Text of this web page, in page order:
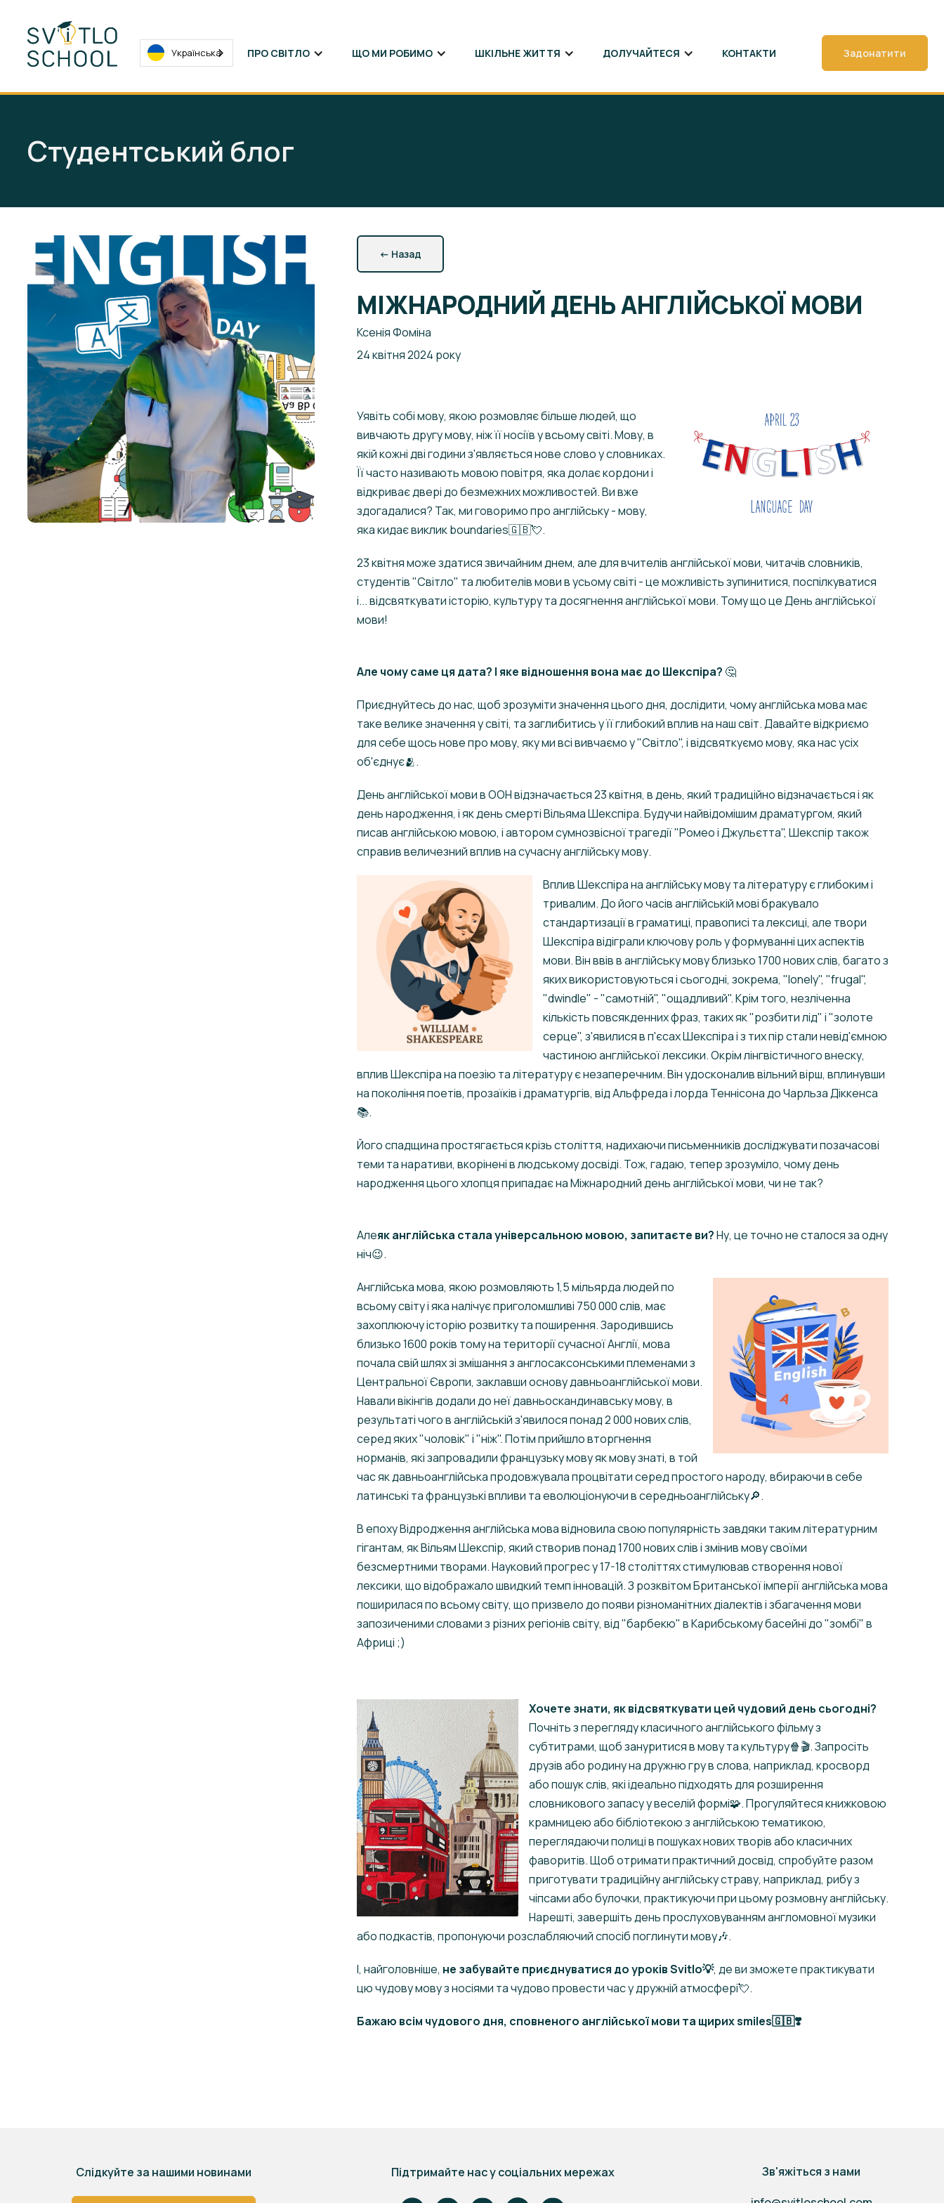
Українська ПРО СВІТЛО ЩО МИ РОБИМО ШКІЛЬНЕ ЖИТТЯ ДОЛУЧАЙТЕСЯ КОНТАКТИ Задонатити
Студентський блог
← Назад
МІЖНАРОДНИЙ ДЕНЬ АНГЛІЙСЬКОЇ МОВИ
Ксенія Фоміна
24 квітня 2024 року
Уявіть собі мову, якою розмовляє більше людей, що
вивчають другу мову, ніж її носіїв у всьому світі. Мову, в
якій кожні дві години з'являється нове слово у словниках.
Її часто називають мовою повітря, яка долає кордони і
відкриває двері до безмежних можливостей. Ви вже
здогадалися? Так, ми говоримо про англійську - мову,
яка кидає виклик boundaries🇬🇧💘.
23 квітня може здатися звичайним днем, але для вчителів англійської мови, читачів словників,
студентів "Світло" та любителів мови в усьому світі - це можливість зупинитися, поспілкуватися
і... відсвяткувати історію, культуру та досягнення англійської мови. Тому що це День англійської
мови!
Але чому саме ця дата? І яке відношення вона має до Шекспіра? 🤔
Приєднуйтесь до нас, щоб зрозуміти значення цього дня, дослідити, чому англійська мова має
таке велике значення у світі, та заглибитись у її глибокий вплив на наш світ. Давайте відкриємо
для себе щось нове про мову, яку ми всі вивчаємо у "Світло", і відсвяткуємо мову, яка нас усіх
об'єднує🫂.
День англійської мови в ООН відзначається 23 квітня, в день, який традиційно відзначається і як
день народження, і як день смерті Вільяма Шекспіра. Будучи найвідомішим драматургом, який
писав англійською мовою, і автором сумнозвісної трагедії "Ромео і Джульєтта", Шекспір також
справив величезний вплив на сучасну англійську мову.
Вплив Шекспіра на англійську мову та літературу є глибоким і
тривалим. До його часів англійській мові бракувало
стандартизації в граматиці, правописі та лексиці, але твори
Шекспіра відіграли ключову роль у формуванні цих аспектів
мови. Він ввів в англійську мову близько 1700 нових слів, багато з
яких використовуються і сьогодні, зокрема, "lonely", "frugal",
"dwindle" - "самотній", "ощадливий". Крім того, незліченна
кількість повсякденних фраз, таких як "розбити лід" і "золоте
серце", з'явилися в п'єсах Шекспіра і з тих пір стали невід'ємною
частиною англійської лексики. Окрім лінгвістичного внеску,
вплив Шекспіра на поезію та літературу є незаперечним. Він удосконалив вільний вірш, вплинувши
на покоління поетів, прозаїків і драматургів, від Альфреда і лорда Теннісона до Чарльза Діккенса
📚.
Його спадщина простягається крізь століття, надихаючи письменників досліджувати позачасові
теми та наративи, вкорінені в людському досвіді. Тож, гадаю, тепер зрозуміло, чому день
народження цього хлопця припадає на Міжнародний день англійської мови, чи не так?
Алеяк англійська стала універсальною мовою, запитаєте ви?Ну, це точно не сталося за одну
ніч😉.
Англійська мова, якою розмовляють 1,5 мільярда людей по
всьому світу і яка налічує приголомшливі 750 000 слів, має
захоплюючу історію розвитку та поширення. Зародившись
близько 1600 років тому на території сучасної Англії, мова
почала свій шлях зі змішання з англосаксонськими племенами з
Центральної Європи, заклавши основу давньоанглійської мови.
Навали вікінгів додали до неї давньоскандинавську мову, в
результаті чого в англійській з'явилося понад 2 000 нових слів,
серед яких "чоловік" і "ніж". Потім прийшло вторгнення
норманів, які запровадили французьку мову як мову знаті, в той
час як давньоанглійська продовжувала процвітати серед простого народу, вбираючи в себе
латинські та французькі впливи та еволюціонуючи в середньоанглійську🔎.
В епоху Відродження англійська мова відновила свою популярність завдяки таким літературним
гігантам, як Вільям Шекспір, який створив понад 1700 нових слів і змінив мову своїми
безсмертними творами. Науковий прогрес у 17-18 століттях стимулював створення нової
лексики, що відображало швидкий темп інновацій. З розквітом Британської імперії англійська мова
поширилася по всьому світу, що призвело до появи різноманітних діалектів і збагачення мови
запозиченими словами з різних регіонів світу, від "барбекю" в Карибському басейні до "зомбі" в
Африці ;)
Хочете знати, як відсвяткувати цей чудовий день сьогодні?
Почніть з перегляду класичного англійського фільму з
субтитрами, щоб зануритися в мову та культуру🍿🎬. Запросіть
друзів або родину на дружню гру в слова, наприклад, кросворд
або пошук слів, які ідеально підходять для розширення
словникового запасу у веселій формі🧩. Прогуляйтеся книжковою
крамницею або бібліотекою з англійською тематикою,
переглядаючи полиці в пошуках нових творів або класичних
фаворитів. Щоб отримати практичний досвід, спробуйте разом
приготувати традиційну англійську страву, наприклад, рибу з
чіпсами або булочки, практикуючи при цьому розмовну англійську.
Нарешті, завершіть день прослуховуванням англомовної музики
або подкастів, пропонуючи розслабляючий спосіб поглинути мову🎶.
І, найголовніше, не забувайте приєднуватися до уроків Svitlo💡, де ви зможете практикувати
цю чудову мову з носіями та чудово провести час у дружній атмосфері💘.
Бажаю всім чудового дня, сповненого англійської мови та щирих smiles🇬🇧❣️
Слідкуйте за нашими новинами Підтримайте нас у соціальних мережах
Зв'яжіться з нами